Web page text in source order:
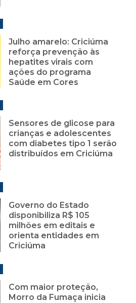
Julho amarelo: Criciúma
reforça prevenção às
hepatites virais com
ações do programa
Saúde em Cores
Sensores de glicose para
crianças e adolescentes
com diabetes tipo 1 serão
distribuídos em Criciúma
Governo do Estado
disponibiliza R$ 105
milhões em editais e
orienta entidades em
Criciúma
Com maior proteção,
Morro da Fumaça inicia